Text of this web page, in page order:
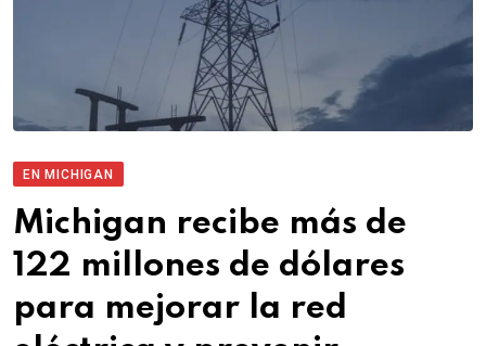
EN MICHIGAN
Michigan recibe más de
122 millones de dólares
para mejorar la red